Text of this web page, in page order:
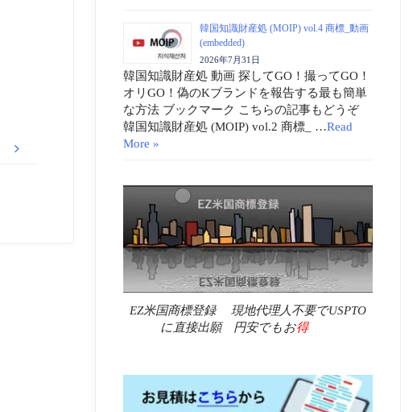
韓国知識財産処 (MOIP) vol.4 商標_動画
(embedded)
2026年7月31日
韓国知識財産処 動画 探してGO！撮ってGO！
オリGO！偽のKブランドを報告する最も簡単
な方法 ブックマーク こちらの記事もどうぞ
韓国知識財産処 (MOIP) vol.2 商標_ …Read
More »
EZ米国商標登録 現地代理人不要でUSPTO
に直接出願 円安でもお得